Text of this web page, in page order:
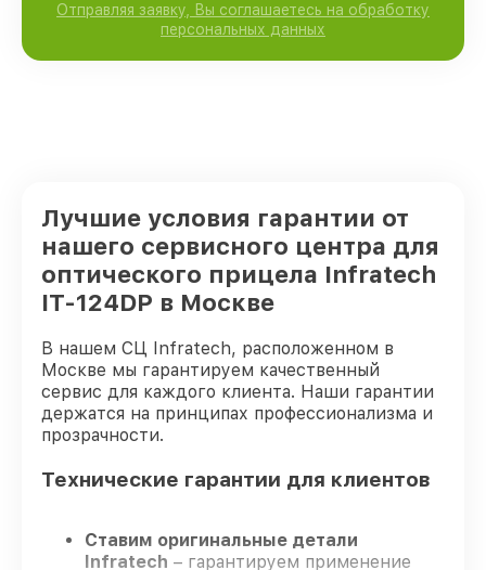
Отправляя заявку, Вы соглашаетесь на обработку
персональных данных
Лучшие условия гарантии от
нашего сервисного центра для
оптического прицела Infratech
IT-124DP в Москве
В нашем СЦ Infratech, расположенном в
Москве мы гарантируем качественный
сервис для каждого клиента. Наши гарантии
держатся на принципах профессионализма и
прозрачности.
Технические гарантии для клиентов
Ставим оригинальные детали
Infratech – гарантируем применение